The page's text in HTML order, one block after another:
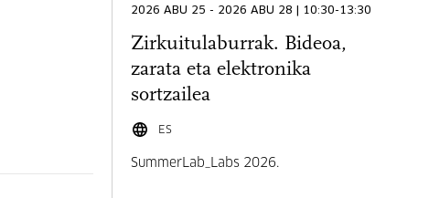
2026 ABU 25 - 2026 ABU 28 | 10:30-13:30
Zirkuitulaburrak. Bideoa,
zarata eta elektronika
sortzailea
ES
SummerLab_Labs 2026.